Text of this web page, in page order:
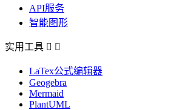
API服务
智能图形
实用工具  
LaTex公式编辑器
Geogebra
Mermaid
PlantUML